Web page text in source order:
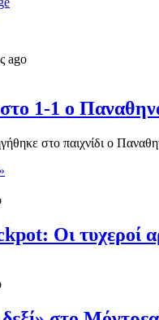
ago
1-1 ο
στο παιχνίδι ο
Οι τυχεροί